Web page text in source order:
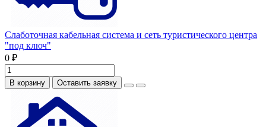
Слаботочная кабельная система и сеть туристического центра
"под ключ"
0 ₽
В корзину Оставить заявку